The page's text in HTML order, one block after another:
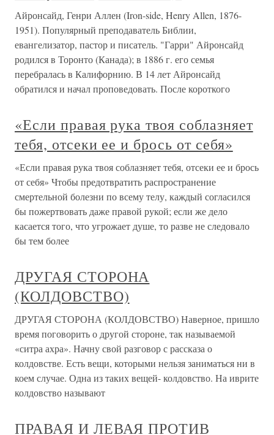
Айронсайд, Генри Аллен (Iron-side, Henry Allen, 1876-
1951). Популярный преподаватель Библии,
евангелизатор, пастор и писатель. "Гарри" Айронсайд
родился в Торонто (Канада); в 1886 г. его семья
перебралась в Калифорнию. В 14 лет Айронсайд
обратился и начал проповедовать. После короткого
«Если правая рука твоя соблазняет
тебя, отсеки ее и брось от себя»
«Если правая рука твоя соблазняет тебя, отсеки ее и брось
от себя» Чтобы предотвратить распространение
смертельной болезни по всему телу, каждый согласился
бы пожертвовать даже правой рукой; если же дело
касается того, что угрожает душе, то разве не следовало
бы тем более
ДРУГАЯ СТОРОНА
(КОЛДОВСТВО)
ДРУГАЯ СТОРОНА (КОЛДОВСТВО) Наверное, пришло
время поговорить о другой стороне, так называемой
«ситра ахра». Начну свой разговор с рассказа о
колдовстве. Есть вещи, которыми нельзя заниматься ни в
коем случае. Одна из таких вещей- колдовство. На иврите
колдовство называют
ПРАВАЯ И ЛЕВАЯ ПРОТИВ